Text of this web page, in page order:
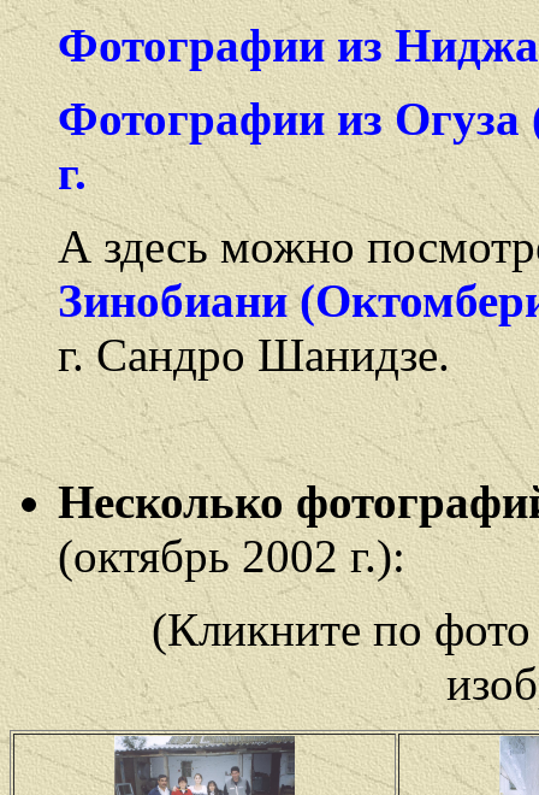
Фотографии из
Фотографии из Огуза
г.
А здесь можно
Зинобиани
г. Сандро Шанидзе.
Несколько
(октябрь 2002 г.):
(Кликните по фото